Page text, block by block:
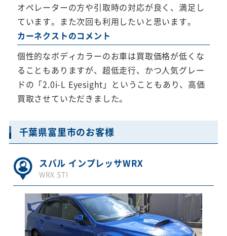
オペレーターの方や引取時の対応が良く、満足し
ています。また次回も利用したいと思います。
カーネクストのコメント
個性的なボディカラーのお車は買取価格が低くな
ることもありますが、超低走行、かつ人気グレー
ドの「2.0i-L Eyesight」ということもあり、高価
買取させていただきました。
千葉県富里市のお客様
スバル インプレッサWRX
WRX STI